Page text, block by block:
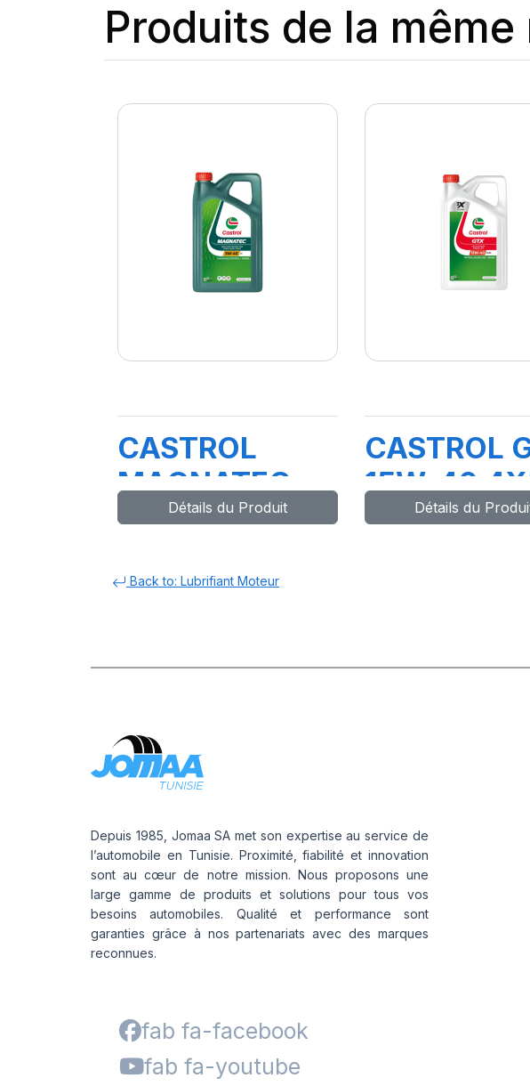
Produits de la même
CASTROL
MAGNATEC
PROF OE 5W-
Détails du Produit
CASTROL
15W-40
FW01 (TR)
Détails du
Back to: Lubrifiant Moteur
Depuis 1985, Jomaa SA met son expertise au service de
l’automobile en Tunisie. Proximité, fiabilité et innovation
sont au cœur de notre mission. Nous proposons une
large gamme de produits et solutions pour tous vos
besoins automobiles. Qualité et performance sont
garanties grâce à nos partenariats avec des marques
reconnues.
fab fa-facebook
fab fa-youtube